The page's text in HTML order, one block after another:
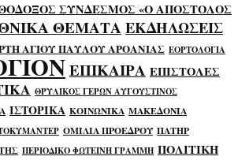
ΣΥΝΔΕΣΜΟΣ «Ο ΑΠΟΣΤΟΛΟΣ
ΘΕΜΑΤΑΕΚΔΗΛΩΣΕΙΣ
ΑΓΙΟΥ ΠΑΥΛΟΥ ΑΡΟΑΝΙΑΣ ΕΟΡΤΟΛΟΓΙΑ
ΕΠΙΚΑΙΡΑ ΕΠΙΣΤΟΛΕΣ
ΘΡΥΛΙΚΟΣ ΓΕΡΩΝ ΑΥΓΟΥΣΤΙΝΟΣ
ΙΣΤΟΡΙΚΑ ΚΟΙΝΩΝΙΚΑ ΜΑΚΕΔΟΝΙΑ
ΟΜΙΛΙΑ ΠΡΟΕΔΡΟΥ ΠΑΤΗΡ
ΠΕΡΙΟΔΙΚΟ ΦΩΤΕΙΝΗ ΓΡΑΜΜΗ ΠΟΛΙΤΙΚΗ